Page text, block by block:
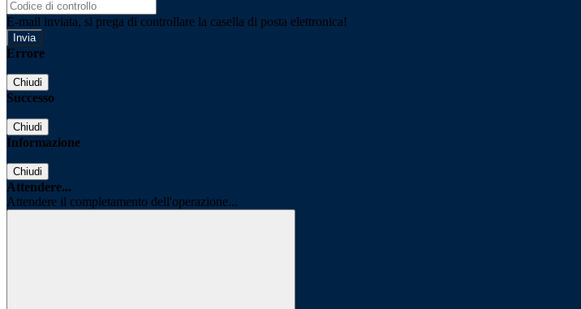
E-mail inviata, si prega di controllare la casella di posta elettronica!
Errore
Chiudi
Successo
Chiudi
Informazione
Chiudi
Attendere...
Attendere il completamento dell'operazione...